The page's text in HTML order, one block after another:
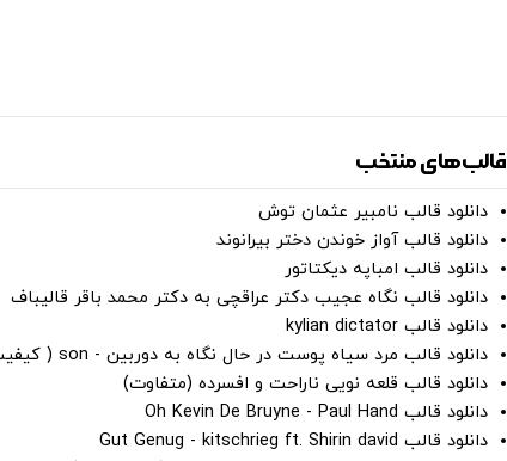
قالب‌های منتخب
دانلود قالب نامبیر عثمان ‌توش
دانلود قالب آواز خوندن دختر بیرانوند
دانلود قالب امباپه دیکتاتور
دانلود قالب نگاه عجیب دکتر عراقچی به دکتر محمد باقر قالیباف
دانلود قالب kylian dictator
دانلود قالب مرد سیاه پوست در حال نگاه به دوربین - son ( کیفیت بیشتر )
دانلود قالب قلعه نویی ناراحت و افسرده (متفاوت)
دانلود قالب Oh Kevin De Bruyne - Paul Hand
دانلود قالب Gut Genug - kitschrieg ft. Shirin david